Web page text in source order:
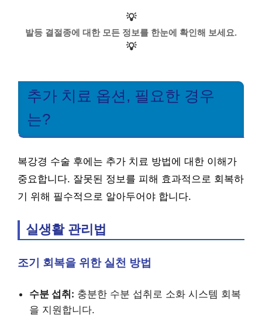
💡
발등 결절종에 대한 모든 정보를 한눈에 확인해 보세요.
💡
추가 치료 옵션, 필요한 경우
는?
복강경 수술 후에는 추가 치료 방법에 대한 이해가
중요합니다. 잘못된 정보를 피해 효과적으로 회복하
기 위해 필수적으로 알아두어야 합니다.
실생활 관리법
조기 회복을 위한 실천 방법
수분 섭취: 충분한 수분 섭취로 소화 시스템 회복
을 지원합니다.